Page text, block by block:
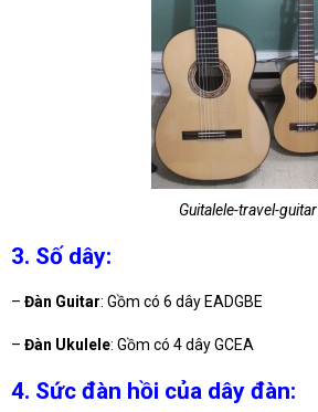
Guitalele-travel-guitar
3. Số dây:
– Đàn Guitar: Gồm có 6 dây EADGBE
– Đàn Ukulele: Gồm có 4 dây GCEA
4. Sức đàn hồi của dây đàn: